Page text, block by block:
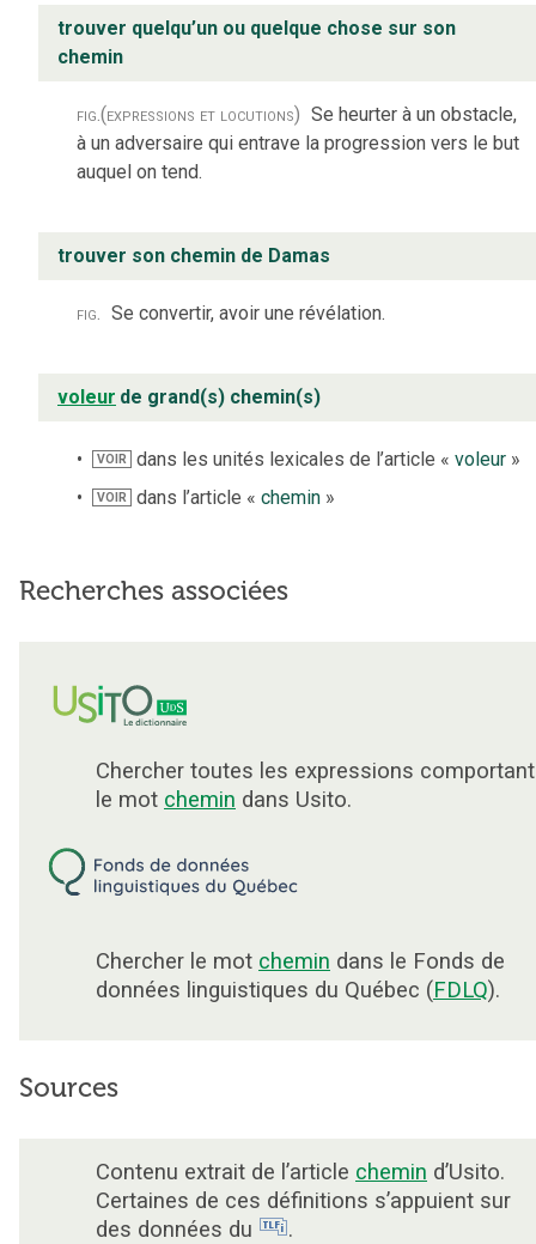
trouver quelqu’un ou quelque chose sur son
chemin
fig. (expressions et locutions) Se heurter à un obstacle,
à un adversaire qui entrave la progression vers le but
auquel on tend.
trouver son chemin de Damas
fig. Se convertir, avoir une révélation.
voleur de grand(s) chemin(s)
VOIR dans les unités lexicales de l’article «voleur »
VOIR dans l’article «chemin »
Recherches associées
Chercher toutes les expressions comportant
le mot chemin dans Usito.
Chercher le mot chemin dans le Fonds de
données linguistiques du Québec (FDLQ).
Sources
Contenu extrait de l’article chemin d’Usito.
Certaines de ces définitions s’appuient sur
des données du
.